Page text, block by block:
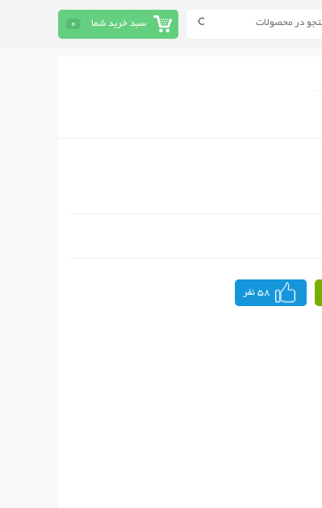
سبد خرید شما 0
58 نفر